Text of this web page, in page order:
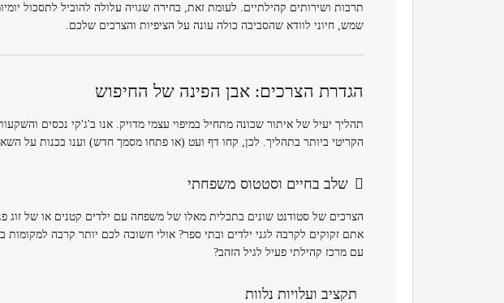
תרבות ושירותים קהילתיים. לעומת זאת, בחירה שגויה עלולה להוביל לתסכול
שמש, חיוני לוודא שהסביבה כולה עונה על הציפיות והצרכים שלכם.
הגדרת הצרכים: אבן הפינה של החיפוש
תהליך יעיל של איתור שכונה מתחיל במיפוי עצמי מדויק. אנו ב'ג'קי נכסים
הקריטי ביותר בתהליך. לכן, קחו דף ועט (או פתחו מסמך חדש) וענו בכנות על
שלב בחיים וסטטוס משפחתי
הצרכים של סטודנט שונים בתכלית מאלו של משפחה עם ילדים קטנים או של זוג
אתם זקוקים לקרבה לגני ילדים ובתי ספר? אולי חשובה לכם יותר קרבה
עם מרכז קהילתי פעיל לגיל הזהב?
תקציב ועלויות נלוות